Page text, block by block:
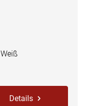
Weiß
Details